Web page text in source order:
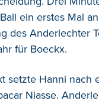
ein erstes Mal
des Anderlechter
für Boeckx.
setzte Hanni nach
Niasse.